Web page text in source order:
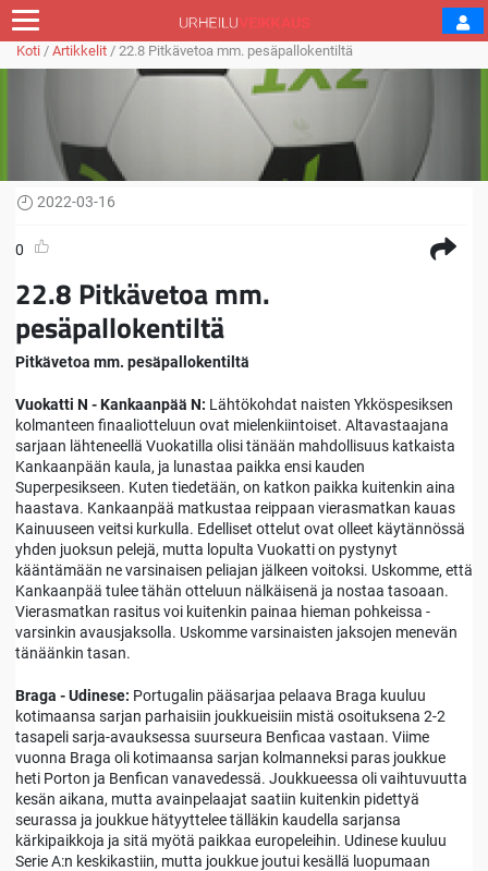
Koti / Artikkelit / 22.8 Pitkävetoa mm. pesäpallokentiltä
2022-03-16
0
22.8 Pitkävetoa mm.
pesäpallokentiltä
Pitkävetoa mm. pesäpallokentiltä
Vuokatti N - Kankaanpää N: Lähtökohdat naisten Ykköspesiksen
kolmanteen finaaliotteluun ovat mielenkiintoiset. Altavastaajana
sarjaan lähteneellä Vuokatilla olisi tänään mahdollisuus katkaista
Kankaanpään kaula, ja lunastaa paikka ensi kauden
Superpesikseen. Kuten tiedetään, on katkon paikka kuitenkin aina
haastava. Kankaanpää matkustaa reippaan vierasmatkan kauas
Kainuuseen veitsi kurkulla. Edelliset ottelut ovat olleet käytännössä
yhden juoksun pelejä, mutta lopulta Vuokatti on pystynyt
kääntämään ne varsinaisen peliajan jälkeen voitoksi. Uskomme, että
Kankaanpää tulee tähän otteluun nälkäisenä ja nostaa tasoaan.
Vierasmatkan rasitus voi kuitenkin painaa hieman pohkeissa -
varsinkin avausjaksolla. Uskomme varsinaisten jaksojen menevän
tänäänkin tasan.
Braga - Udinese: Portugalin pääsarjaa pelaava Braga kuuluu
kotimaansa sarjan parhaisiin joukkueisiin mistä osoituksena 2-2
tasapeli sarja-avauksessa suurseura Benficaa vastaan. Viime
vuonna Braga oli kotimaansa sarjan kolmanneksi paras joukkue
heti Porton ja Benfican vanavedessä. Joukkueessa oli vaihtuvuutta
kesän aikana, mutta avainpelaajat saatiin kuitenkin pidettyä
seurassa ja joukkue hätyyttelee tälläkin kaudella sarjansa
kärkipaikkoja ja sitä myötä paikkaa europeleihin. Udinese kuuluu
Serie A:n keskikastiin, mutta joukkue joutui kesällä luopumaan